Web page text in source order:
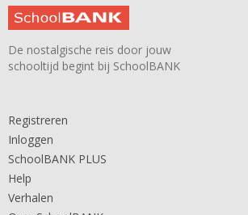
De nostalgische reis door jouw
schooltijd begint bij SchoolBANK
Registreren
Inloggen
SchoolBANK PLUS
Help
Verhalen